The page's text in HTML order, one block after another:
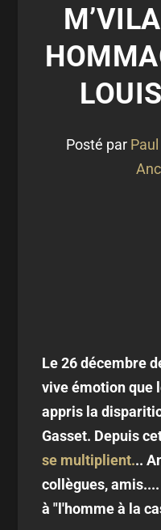
Posté par
Le 26 décembre
vive émotion que
appris la
Gasset. Depuis
se multiplient...
collègues,
à "l'homme à la